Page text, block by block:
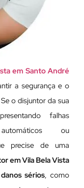
em Santo André
a segurança e o
o disjuntor da sua
falhas
ou
precise de uma
em Vila Bela Vista
sérios, como